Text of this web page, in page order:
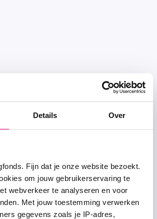
Details Over
Fijn dat je onze website bezoekt.
om jouw gebruikerservaring te
webverkeer te analyseren en voor
Met jouw toestemming verwerken
gegevens zoals je IP-adres,